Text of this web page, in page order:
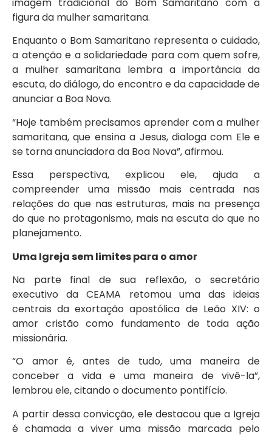
figura da mulher samaritana.
Enquanto o Bom Samaritano representa o cuidado,
a atenção e a solidariedade para com quem sofre,
a mulher samaritana lembra a importância da
escuta, do diálogo, do encontro e da capacidade de
anunciar a Boa Nova.
“Hoje também precisamos aprender com a mulher
samaritana, que ensina a Jesus, dialoga com Ele e
se torna anunciadora da Boa Nova”, afirmou.
Essa perspectiva, explicou ele, ajuda a
compreender uma missão mais centrada nas
relações do que nas estruturas, mais na presença
do que no protagonismo, mais na escuta do que no
planejamento.
Uma Igreja sem limites para o amor
Na parte final de sua reflexão, o secretário
executivo da CEAMA retomou uma das ideias
centrais da exortação apostólica de Leão XIV: o
amor cristão como fundamento de toda ação
missionária.
“O amor é, antes de tudo, uma maneira de
conceber a vida e uma maneira de vivê-la”,
lembrou ele, citando o documento pontifício.
A partir dessa convicção, ele destacou que a Igreja
é chamada a viver uma missão marcada pelo